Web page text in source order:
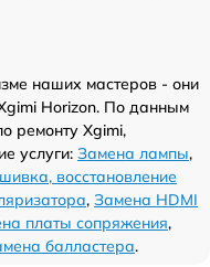
наших мастеров - они
Horizon. По данным
ремонту Xgimi,
услуги: Замена лампы,
восстановление
, Замена HDMI
платы сопряжения,
балластера.